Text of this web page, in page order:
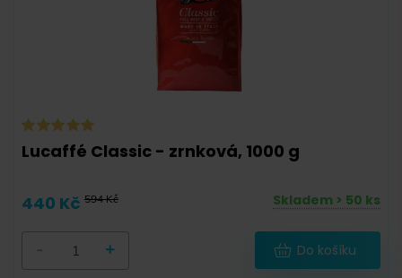
Lucaffé Classic - zrnková, 1000 g
440 Kč 594 Kč Skladem > 50 ks
+ Do košíku